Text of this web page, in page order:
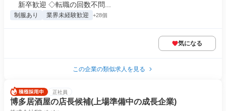
新卒歓迎 ◇転職の回数不問...
制服あり 業界未経験歓迎 +28個
気になる
この企業の類似求人を見る
正社員
博多居酒屋の店長候補(上場準備中の成長企業)